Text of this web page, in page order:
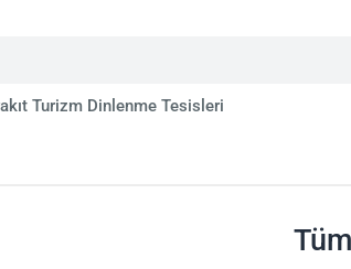
Turizm Dinlenme Tesisleri